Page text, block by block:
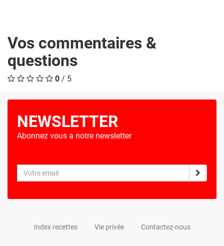
Vos commentaires &
questions
0 / 5
NEWSLETTER
Abonnez vous a notre newsletter
Index recettes Vie privée Contactez-nous